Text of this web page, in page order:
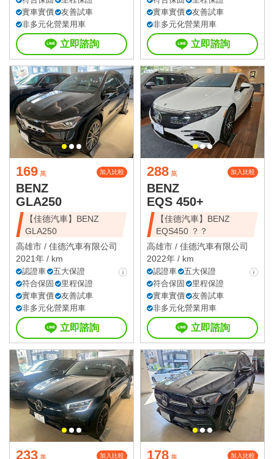
實車實價
友善試車
非多元化營業用車
立即諮詢
實車實價
友善試車
非多元化營業用車
立即諮詢
169 萬 加入比較
BENZ
GLA250
【佳德汽車】BENZ
GLA250
高雄市 / 佳德汽車有限公司
2021年 / km
認證車
五大保證
符合保固
里程保證
實車實價
友善試車
非多元化營業用車
立即諮詢
288 萬 加入比較
BENZ
EQS 450+
【佳德汽車】BENZ
EQS450 ？？
高雄市 / 佳德汽車有限公司
2022年 / km
認證車
五大保證
符合保固
里程保證
實車實價
友善試車
非多元化營業用車
立即諮詢
233 萬 加入比較 178 萬 加入比較